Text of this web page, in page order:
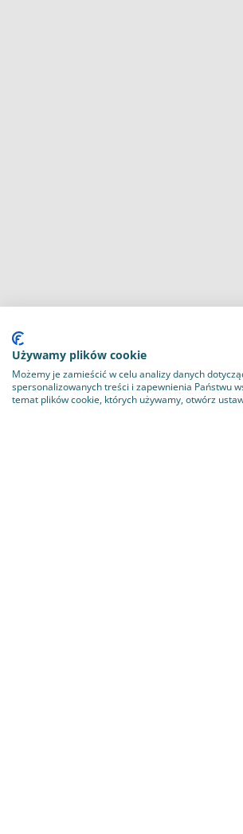
Używamy plików cookie
Możemy je zamieścić w celu analizy danych
spersonalizowanych treści i zapewnienia Państwu
temat plików cookie, których używamy, otwórz